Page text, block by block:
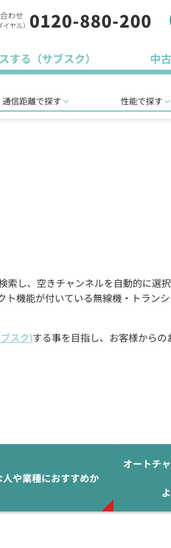
わせ
イヤル） 0120-880-200
する（サブスク） 中
通信距離で探す 性能で探す
し、空きチャンネルを自動的に選
機能が付いている無線機・トラン
スク)する事を目指し、お客様から
人や業種におすすめか
オートチ